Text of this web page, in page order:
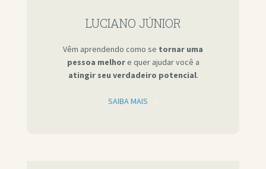
LUCIANO JÚNIOR
Vêm aprendendo como se tornar uma
pessoa melhore quer ajudar você a
atingir seu verdadeiro potencial.
SAIBA MAIS